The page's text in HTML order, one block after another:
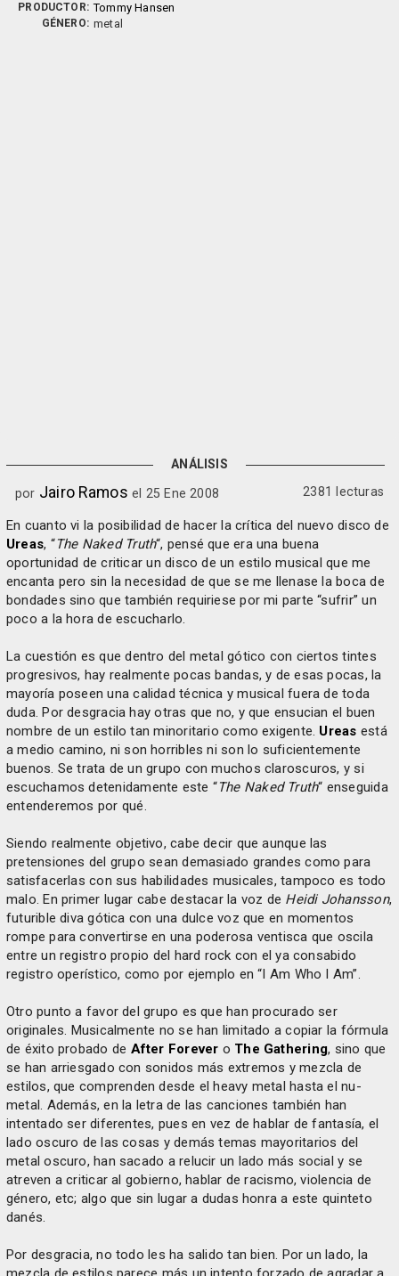
PRODUCTOR: Tommy Hansen
GÉNERO: metal
ANÁLISIS
por Jairo Ramos el 25 Ene 2008 2381 lecturas
En cuanto vi la posibilidad de hacer la crítica del nuevo disco de
Ureas, “The Naked Truth“, pensé que era una buena
oportunidad de criticar un disco de un estilo musical que me
encanta pero sin la necesidad de que se me llenase la boca de
bondades sino que también requiriese por mi parte “sufrir” un
poco a la hora de escucharlo.
La cuestión es que dentro del metal gótico con ciertos tintes
progresivos, hay realmente pocas bandas, y de esas pocas, la
mayoría poseen una calidad técnica y musical fuera de toda
duda. Por desgracia hay otras que no, y que ensucian el buen
nombre de un estilo tan minoritario como exigente. Ureas está
a medio camino, ni son horribles ni son lo suficientemente
buenos. Se trata de un grupo con muchos claroscuros, y si
escuchamos detenidamente este “The Naked Truth“ enseguida
entenderemos por qué.
Siendo realmente objetivo, cabe decir que aunque las
pretensiones del grupo sean demasiado grandes como para
satisfacerlas con sus habilidades musicales, tampoco es todo
malo. En primer lugar cabe destacar la voz de Heidi Johansson,
futurible diva gótica con una dulce voz que en momentos
rompe para convertirse en una poderosa ventisca que oscila
entre un registro propio del hard rock con el ya consabido
registro operístico, como por ejemplo en “I Am Who I Am”.
Otro punto a favor del grupo es que han procurado ser
originales. Musicalmente no se han limitado a copiar la fórmula
de éxito probado de After Forever o The Gathering, sino que
se han arriesgado con sonidos más extremos y mezcla de
estilos, que comprenden desde el heavy metal hasta el nu-
metal. Además, en la letra de las canciones también han
intentado ser diferentes, pues en vez de hablar de fantasía, el
lado oscuro de las cosas y demás temas mayoritarios del
metal oscuro, han sacado a relucir un lado más social y se
atreven a criticar al gobierno, hablar de racismo, violencia de
género, etc; algo que sin lugar a dudas honra a este quinteto
danés.
Por desgracia, no todo les ha salido tan bien. Por un lado, la